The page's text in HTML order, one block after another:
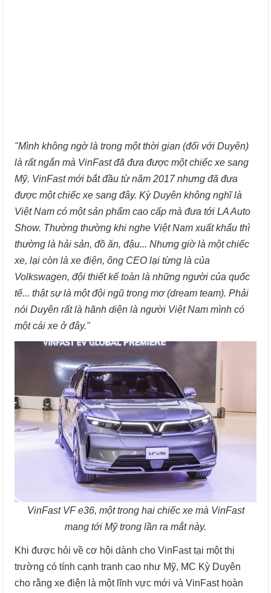
"Mình không ngờ là trong một thời gian (đối với Duyên)
là rất ngắn mà VinFast đã đưa được một chiếc xe sang
Mỹ. VinFast mới bắt đầu từ năm 2017 nhưng đã đưa
được một chiếc xe sang đây. Kỳ Duyên không nghĩ là
Việt Nam có một sản phẩm cao cấp mà đưa tới LA Auto
Show. Thường thường khi nghe Việt Nam xuất khẩu thì
thường là hải sản, đồ ăn, đậu... Nhưng giờ là một chiếc
xe, lại còn là xe điện, ông CEO lại từng là của
Volkswagen, đội thiết kế toàn là những người của quốc
tế... thật sự là một đội ngũ trong mơ (dream team). Phải
nói Duyên rất là hãnh diện là người Việt Nam mình có
một cái xe ở đây."
VinFast VF e36, một trong hai chiếc xe mà VinFast
mang tới Mỹ trong lần ra mắt này.
Khi được hỏi về cơ hội dành cho VinFast tại một thị
trường có tính cạnh tranh cao như Mỹ, MC Kỳ Duyên
cho rằng xe điện là một lĩnh vực mới và VinFast hoàn